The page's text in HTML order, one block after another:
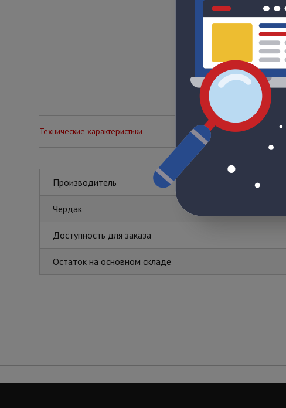
Технические характеристики
Производитель
Чердак
Доступность для заказа
Остаток на основном складе